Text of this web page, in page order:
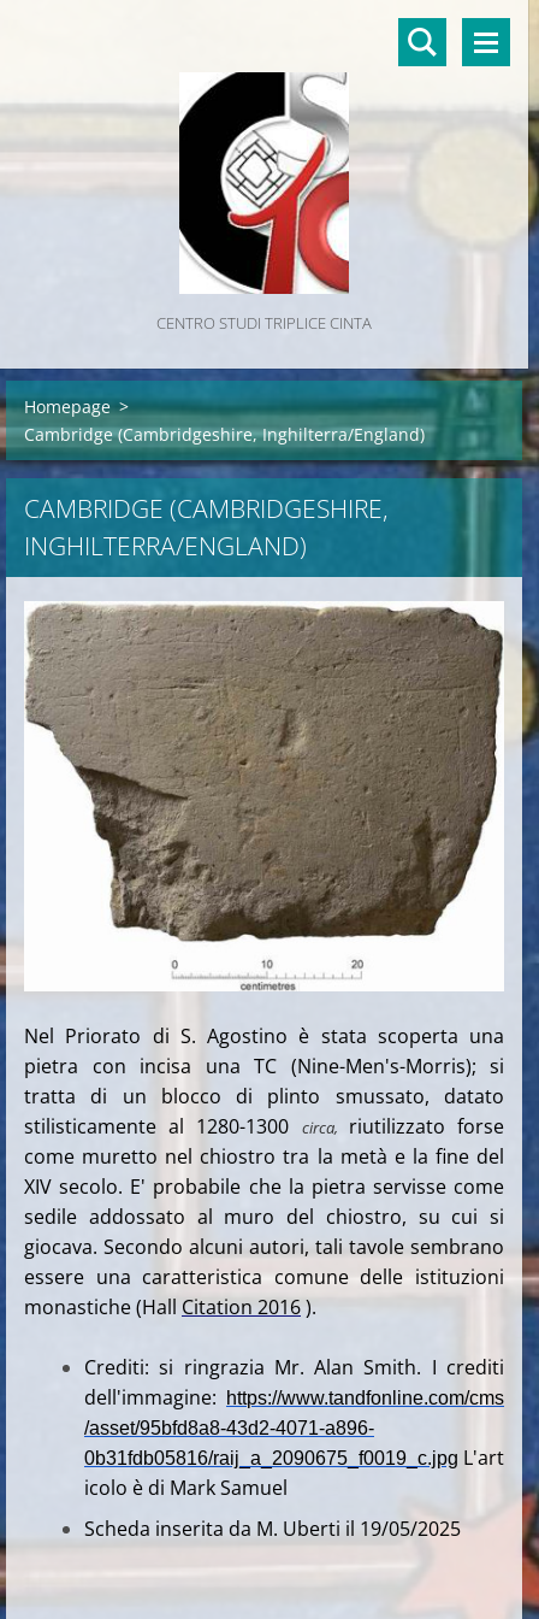
CENTRO STUDI TRIPLICE CINTA
Homepage >
Cambridge (Cambridgeshire, Inghilterra/England)
CAMBRIDGE (CAMBRIDGESHIRE,
INGHILTERRA/ENGLAND)
Nel Priorato di S. Agostino è stata scoperta una
pietra con incisa una TC (Nine-Men's-Morris); si
tratta di un blocco di plinto smussato, datato
stilisticamente al 1280-1300
circa, riutilizzato forse
come muretto nel chiostro tra la metà e la fine del
XIV secolo. E' probabile che la pietra servisse come
sedile addossato al muro del chiostro, su cui si
giocava. Secondo alcuni autori, tali tavole sembrano
essere una caratteristica comune delle istituzioni
monastiche (Hall Citation 2016).
Crediti: si ringrazia Mr. Alan Smith. I crediti
dell'immagine:
https://www.tandfonline.com/cms
/asset/95bfd8a8-43d2-4071-a896-
0b31fdb05816/raij_a_2090675_f0019_c.jpg L'art
icolo è di Mark Samuel
Scheda inserita da M. Uberti il 19/05/2025